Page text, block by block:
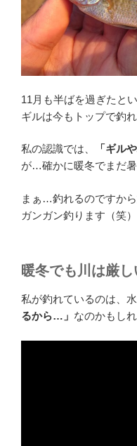
11月も半ばを過ぎたと
ギルは今もトップで釣れ
私の認識では、 「ギル
が…確かに暖冬でまだ暑
まぁ…釣れるのですか
ガンガン釣ります（笑）
暖冬でも川は厳し
私が釣れているのは、
るから…」 なのかもしれ